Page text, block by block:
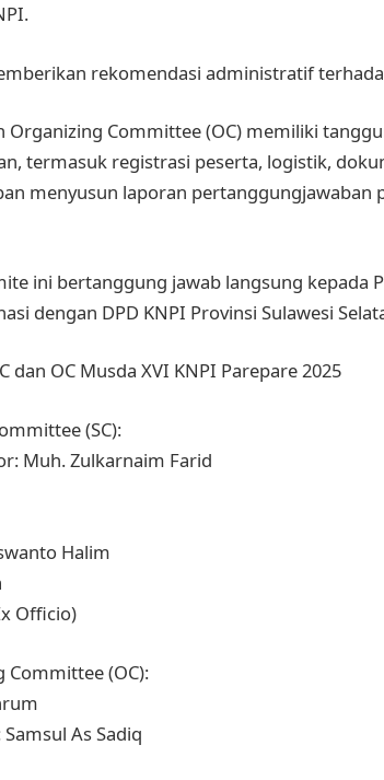
rekomendasi administratif
Organizing Committee (OC) memiliki
termasuk registrasi peserta, logistik,
menyusun laporan pertanggungjawaban
ini bertanggung jawab langsung kepada
dengan DPD KNPI Provinsi Sulawesi
dan OC Musda XVI KNPI Parepare 2025
(SC):
Muh. Zulkarnaim Farid
Halim
Officio)
Committee (OC):
As Sadiq